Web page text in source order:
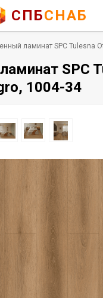
СПБСНАБ
ламинат SPC Tulesna
SPC
1004-34